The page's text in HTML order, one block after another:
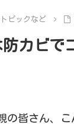
ピックなど
カビで
の皆さん、